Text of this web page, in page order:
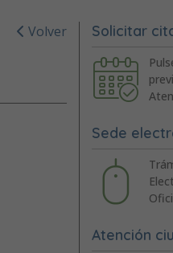
Volver Solicitar
Sede
Atención